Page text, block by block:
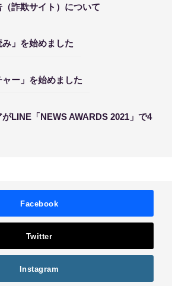
（詐欺サイト）について
」を始めました
ー」を始めました
LINE「NEWS AWARDS 2021」で4
Facebook
Twitter
Instagram